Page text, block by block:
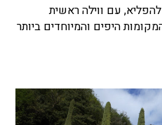
עם ווילה ראשית
היפים והמיוחדים ביותר